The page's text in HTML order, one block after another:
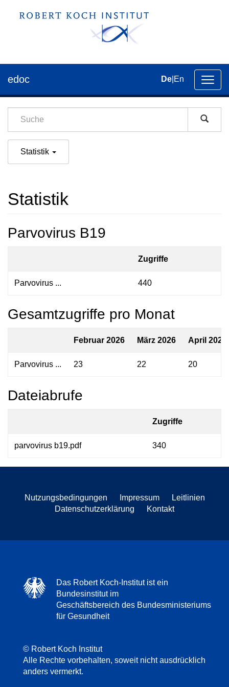
der
edoc De En
Statistik
Statistik
Parvovirus B19
Zugriffe
Parvovirus ... 440
Gesamtzugriffe pro Monat
Februar 2026 März 2026 April 2026
Parvovirus ... 23 22 20
Dateiabrufe
Zugriffe
parvovirus b19.pdf 340
Nutzungsbedingungen Impressum
Leitlinien
Datenschutzerklärung
Kontakt
Das Robert Koch-Institut ist ein
Bundesinstitut im
Geschäftsbereich des Bundesministeriums
für Gesundheit
© Robert Koch Institut
Alle Rechte vorbehalten, soweit nicht ausdrücklich
anders vermerkt.